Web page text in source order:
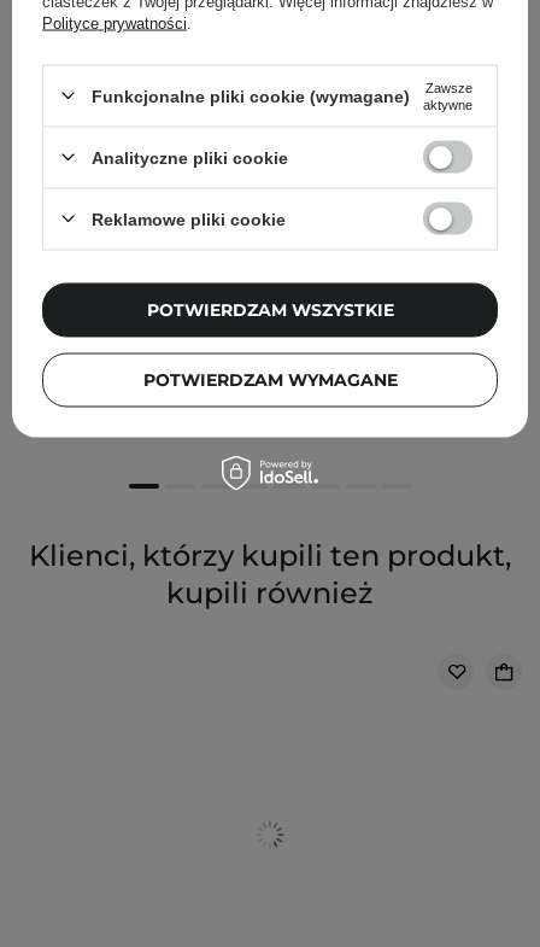
CeraVe - Oczyszczający Żel do Mycia - 236ml
59,00 zł
Klienci, którzy kupili ten produkt,
kupili również
Polityce prywatności
Funkcjonalne pliki cookie (wymagane)
Zawsze
aktywne
Analityczne pliki cookie
Reklamowe pliki cookie
POTWIERDZAM WYMAGANE
POTWIERDZAM WSZYSTKIE